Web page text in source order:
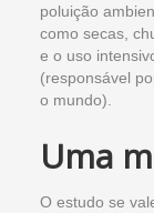
poluição
como secas,
e o uso
(responsável
o mundo).
Uma
O estudo se